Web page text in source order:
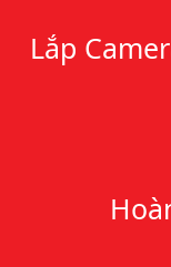
Lắp